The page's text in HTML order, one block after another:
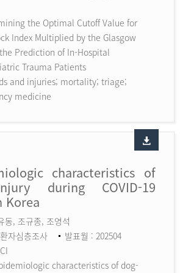
the Optimal Cutoff Value for
Index Multiplied by the Glasgow
Prediction of In-Hospital
Trauma Patients
and injuries; mortality; triage;
medicine
characteristics of
during COVID-19
Korea
동, 조규종, 조영석
자심층조사
발표월 : 202504
characteristics of dog-